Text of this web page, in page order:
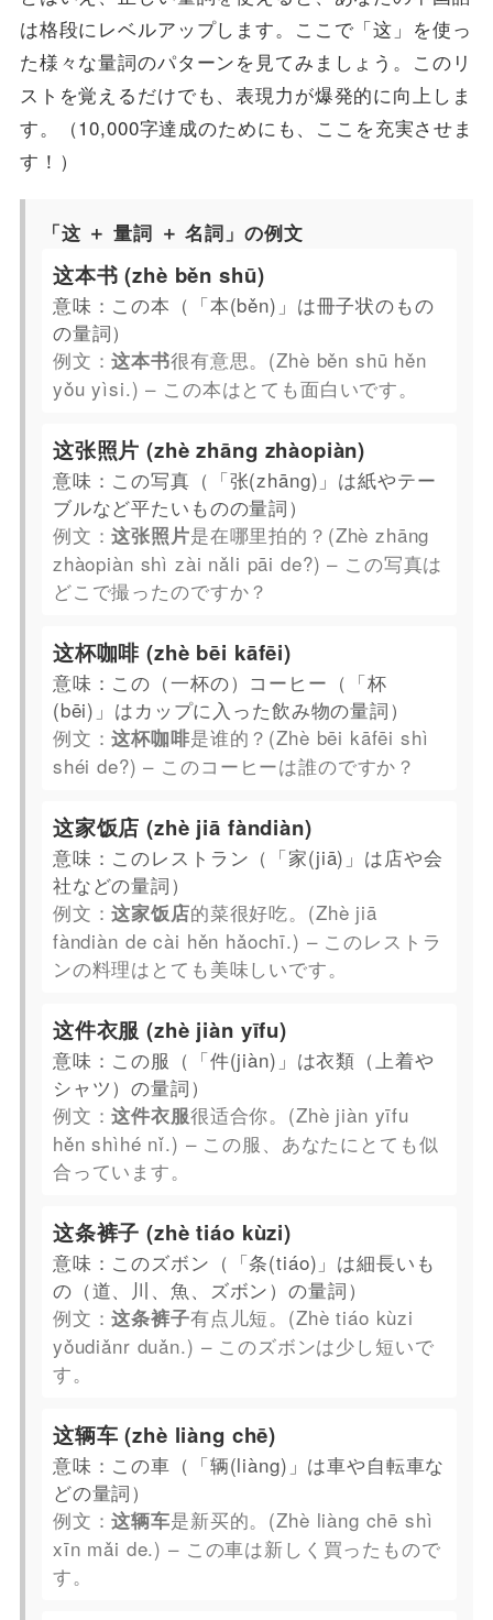
は格段にレベルアップします。ここで「这」を使っ
た様々な量詞のパターンを見てみましょう。このリ
ストを覚えるだけでも、表現力が爆発的に向上しま
す。（10,000字達成のためにも、ここを充実させま
す！）
「这 ＋ 量詞 ＋ 名詞」の例文
这本书 (zhè běn shū)
意味：この本（「本(běn)」は冊子状のもの
の量詞）
例文：这本书很有意思。(Zhè běn shū hěn
yǒu yìsi.) – この本はとても面白いです。
这张照片 (zhè zhāng zhàopiàn)
意味：この写真（「张(zhāng)」は紙やテー
ブルなど平たいものの量詞）
例文：这张照片是在哪里拍的？(Zhè zhāng
zhàopiàn shì zài nǎli pāi de?) – この写真は
どこで撮ったのですか？
这杯咖啡 (zhè bēi kāfēi)
意味：この（一杯の）コーヒー（「杯
(bēi)」はカップに入った飲み物の量詞）
例文：这杯咖啡是谁的？(Zhè bēi kāfēi shì
shéi de?) – このコーヒーは誰のですか？
这家饭店 (zhè jiā fàndiàn)
意味：このレストラン（「家(jiā)」は店や会
社などの量詞）
例文：这家饭店的菜很好吃。(Zhè jiā
fàndiàn de cài hěn hǎochī.) – このレストラ
ンの料理はとても美味しいです。
这件衣服 (zhè jiàn yīfu)
意味：この服（「件(jiàn)」は衣類（上着や
シャツ）の量詞）
例文：这件衣服很适合你。(Zhè jiàn yīfu
hěn shìhé nǐ.) – この服、あなたにとても似
合っています。
这条裤子 (zhè tiáo kùzi)
意味：このズボン（「条(tiáo)」は細長いも
の（道、川、魚、ズボン）の量詞）
例文：这条裤子有点儿短。(Zhè tiáo kùzi
yǒudiǎnr duǎn.) – このズボンは少し短いで
す。
这辆车 (zhè liàng chē)
意味：この車（「辆(liàng)」は車や自転車な
どの量詞）
例文：这辆车是新买的。(Zhè liàng chē shì
xīn mǎi de.) – この車は新しく買ったもので
す。